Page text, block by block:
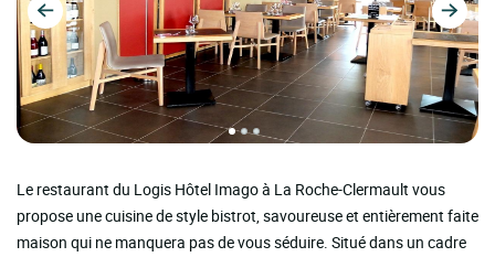
Le restaurant du Logis Hôtel Imago à La Roche-Clermault vous
propose une cuisine de style bistrot, savoureuse et entièrement faite
maison qui ne manquera pas de vous séduire. Situé dans un cadre